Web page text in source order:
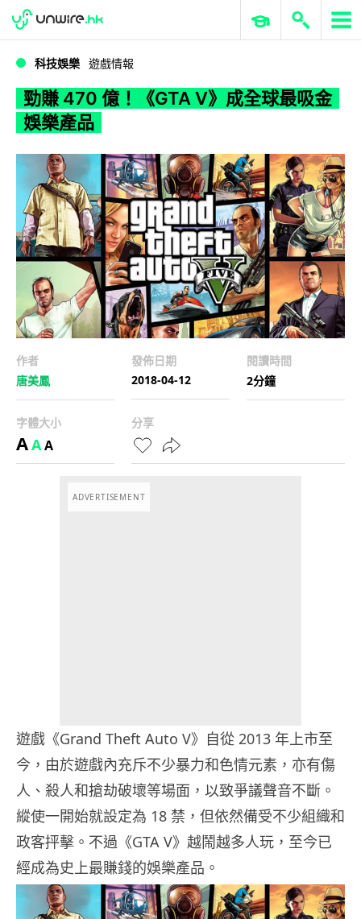
WWDC 2026 ERP 與商業 AI
科技娛樂 遊戲情報
勁賺 470 億！《GTA V》成全球最吸金
娛樂產品
作者
唐美鳳
發佈日期
2018-04-12
閱讀時間
2分鐘
字體大小
AAA
分享
ADVERTISEMENT
遊戲《Grand Theft Auto V》自從 2013 年上市至
今，由於遊戲內充斥不少暴力和色情元素，亦有傷
人、殺人和搶劫破壞等場面，以致爭議聲音不斷。
縱使一開始就設定為 18 禁，但依然備受不少組織和
政客抨擊。不過《GTA V》越鬧越多人玩，至今已
經成為史上最賺錢的娛樂產品。